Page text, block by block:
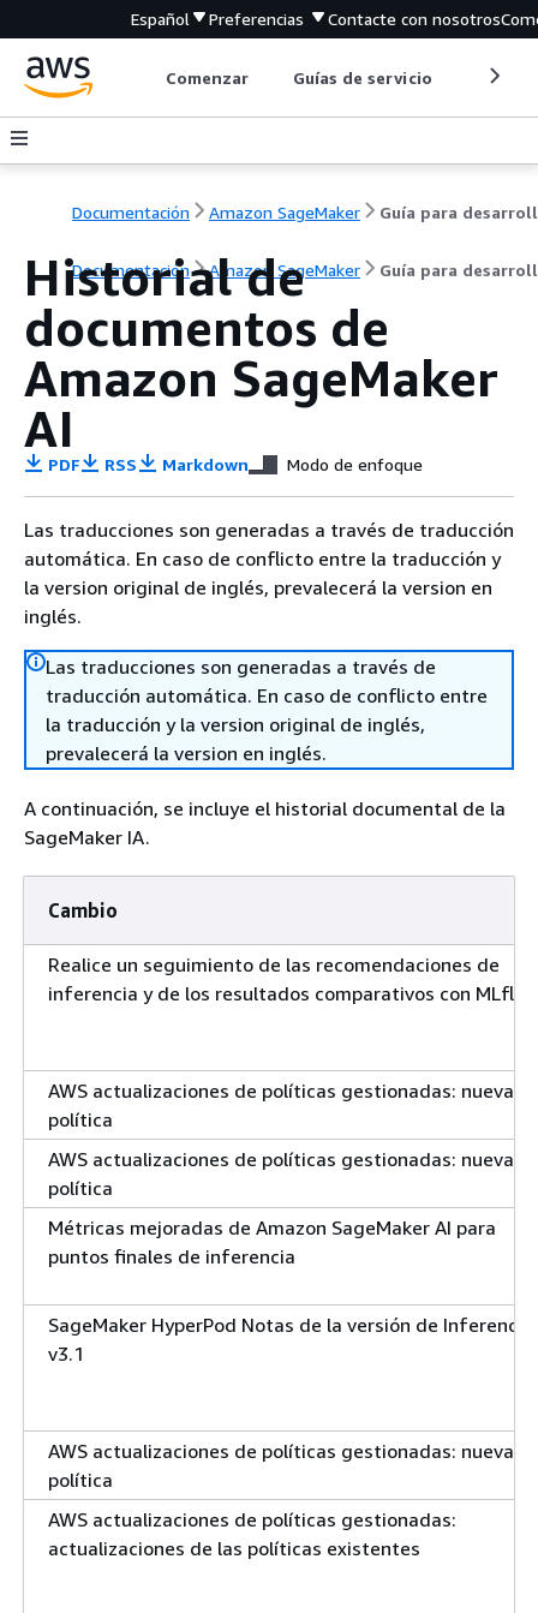
Español Preferencias Contacte con nosotros
Comenzar Guías de servicio
Documentación Amazon SageMaker
Documentación Amazon SageMaker Guía para
Historial de
documentos de
Amazon SageMaker
AI
PDF RSS Markdown Modo de enfoque
Las traducciones son generadas a través de traducción
automática. En caso de conflicto entre la traducción y
la version original de inglés, prevalecerá la version en
inglés.
Las traducciones son generadas a través de
traducción automática. En caso de conflicto entre
la traducción y la version original de inglés,
prevalecerá la version en inglés.
A continuación, se incluye el historial documental de la
SageMaker IA.
Cambio
Realice un seguimiento de las recomendaciones de
inferencia y de los resultados comparativos con MLflow
AWS actualizaciones de políticas gestionadas: nueva
política
AWS actualizaciones de políticas gestionadas: nueva
política
Métricas mejoradas de Amazon SageMaker AI para
puntos finales de inferencia
SageMaker HyperPod Notas de la versión de Inference:
v3.1
AWS actualizaciones de políticas gestionadas: nueva
política
AWS actualizaciones de políticas gestionadas:
actualizaciones de las políticas existentes